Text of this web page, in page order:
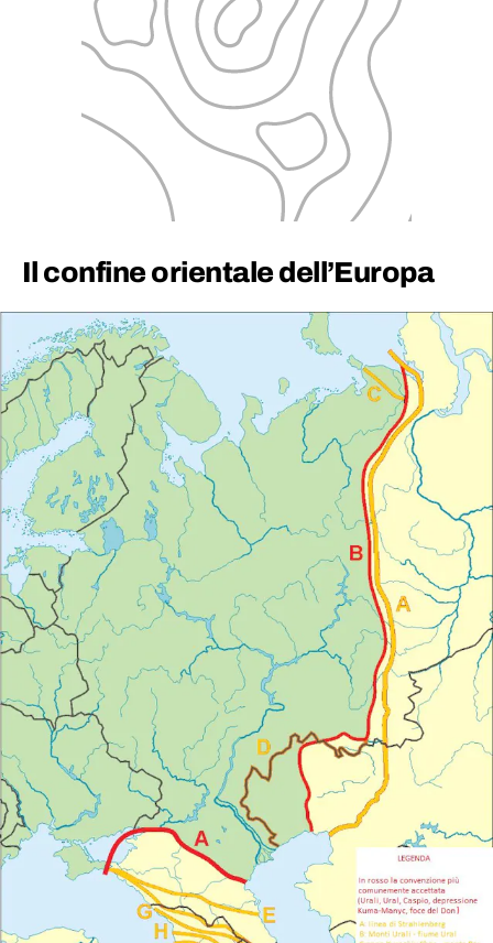
Il confine orientale dell’Europa